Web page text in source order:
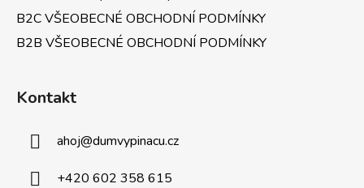
B2C VŠEOBECNÉ OBCHODNÍ PODMÍNKY
B2B VŠEOBECNÉ OBCHODNÍ PODMÍNKY
Kontakt
ahoj@dumvypinacu.cz
+420 602 358 615